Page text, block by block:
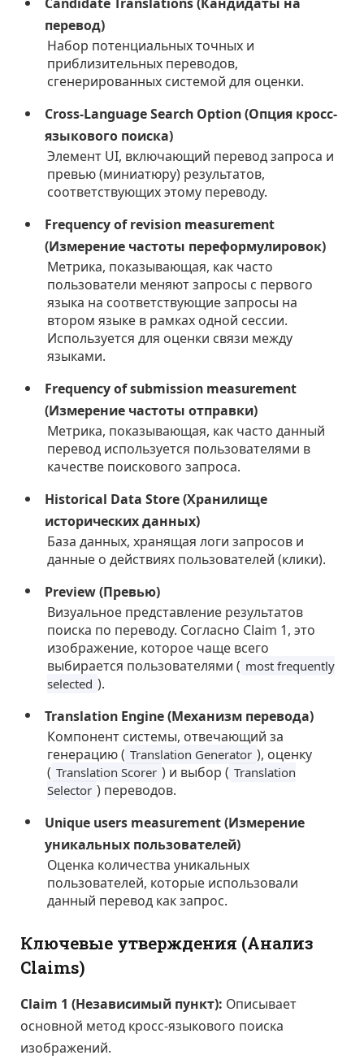
перевод)
Набор потенциальных точных и
приблизительных переводов,
сгенерированных системой для оценки.
Cross-Language Search Option (Опция кросс-
языкового поиска)
Элемент UI, включающий перевод запроса и
превью (миниатюру) результатов,
соответствующих этому переводу.
Frequency of revision measurement
(Измерение частоты переформулировок)
Метрика, показывающая, как часто
пользователи меняют запросы с первого
языка на соответствующие запросы на
втором языке в рамках одной сессии.
Используется для оценки связи между
языками.
Frequency of submission measurement
(Измерение частоты отправки)
Метрика, показывающая, как часто данный
перевод используется пользователями в
качестве поискового запроса.
Historical Data Store (Хранилище
исторических данных)
База данных, хранящая логи запросов и
данные о действиях пользователей (клики).
Preview (Превью)
Визуальное представление результатов
поиска по переводу. Согласно Claim 1, это
изображение, которое чаще всего
выбирается пользователями ( most frequently
selected ).
Translation Engine (Механизм перевода)
Компонент системы, отвечающий за
генерацию ( Translation Generator ), оценку
( Translation Scorer ) и выбор ( Translation
Selector ) переводов.
Unique users measurement (Измерение
уникальных пользователей)
Оценка количества уникальных
пользователей, которые использовали
данный перевод как запрос.
Ключевые утверждения (Анализ
Claims)
Claim 1 (Независимый пункт): Описывает
основной метод кросс-языкового поиска
изображений.